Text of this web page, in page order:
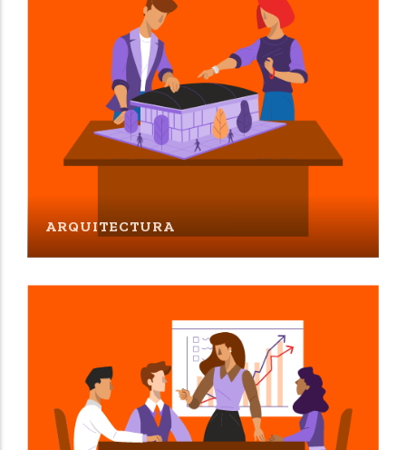
ARQUITECTURA